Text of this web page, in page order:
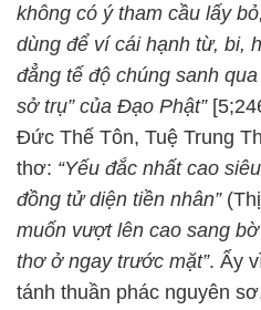
không có ý tham cầu lấy
dùng để ví cái hạnh từ, bi,
đẳng tế độ chúng sanh
sở trụ” của Đạo Phật”
Đức Thế Tôn, Tuệ Trung
thơ: “Yếu đắc nhất cao
đồng tử diện tiền nhân”(Thị
muốn vượt lên cao sang
thơ ở ngay trước mặt”. Ấy
tánh thuần phác nguyên